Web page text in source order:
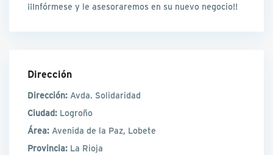
¡¡Infórmese y le asesoraremos en su nuevo negocio!!
Dirección
Dirección: Avda. Solidaridad
Ciudad: Logroño
Área: Avenida de la Paz, Lobete
Provincia: La Rioja